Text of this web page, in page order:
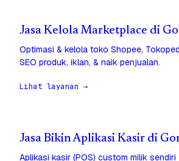
Jasa Kelola Marketplace di
Optimasi & kelola toko Shopee,
SEO produk, iklan, & naik penjualan.
Lihat layanan →
Jasa Bikin Aplikasi Kasir di
Aplikasi kasir (POS) custom milik